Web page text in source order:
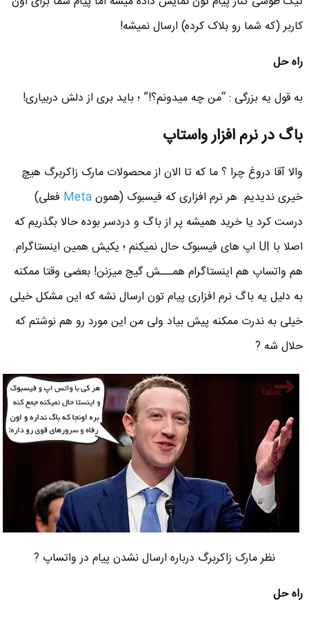
کاربر (که شما رو بلاک کرده) ارسال نمیشه!
راه حل
به قول یه بزرگی : “من چه میدونم؟!” ؛ باید بری از دلش دربیاری!
باگ در نرم افزار واستاپ
والا آقا دروغ چرا ؟ ما که تا الان از محصولات مارک زاکربرگ هیچ
خیری ندیدیم. هر نرم افزاری که فیسبوک (همونMeta فعلی)
درست کرد یا خرید همیشه پر از باگ و دردسر بوده حالا بگذریم که
اصلا با UI اپ های فیسبوک حال نمیکنم ؛ یکیش همین اینستاگرام.
هم واتساپ هم اینستاگرام همـــش گیج میزنن! بعضی وقتا ممکنه
به دلیل یه باگ نرم افزاری پیام تون ارسال نشه که این مشکل خیلی
خیلی به ندرت ممکنه پیش بیاد ولی من این مورد رو هم نوشتم که
حلال شه ?
نظر مارک زاکربرگ درباره ارسال نشدن پیام در واتساپ ?
راه حل